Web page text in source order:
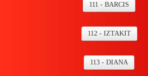
111 - BARCIS
112 - IZTAKIT
113 - DIANA